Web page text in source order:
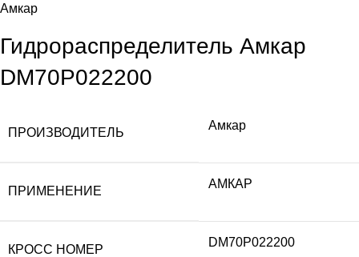
Амкар
Гидрораспределитель Амкар
DM70P022200
ПРОИЗВОДИТЕЛЬ
Амкар
ПРИМЕНЕНИЕ
АМКАР
КРОСС НОМЕР
DM70P022200